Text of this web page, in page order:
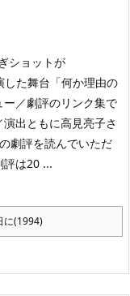
ショットが
した舞台「何か理由の
／劇評のリンク集で
出ともに高見亮子さ
劇評を読んでいただ
評は20 ...
に(1994)